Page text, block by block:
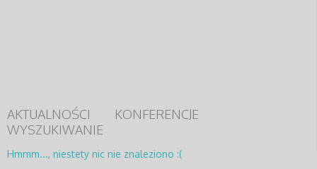
AKTUALNOŚCI
KONFERENCJE
WYSZUKIWANIE
Hmmm..., niestety nic nie znaleziono :(